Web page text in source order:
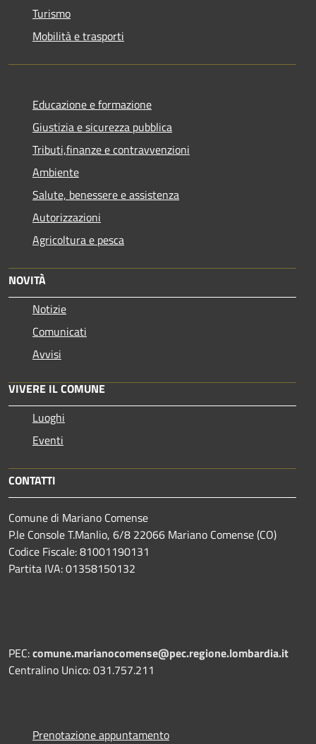
Turismo
Mobilità e trasporti
Educazione e formazione
Giustizia e sicurezza pubblica
Tributi,finanze e contravvenzioni
Ambiente
Salute, benessere e assistenza
Autorizzazioni
Agricoltura e pesca
NOVITÀ
Notizie
Comunicati
Avvisi
VIVERE IL COMUNE
Luoghi
Eventi
CONTATTI
Comune di Mariano Comense
P.le Console T.Manlio, 6/8 22066 Mariano Comense (CO)
Codice Fiscale: 81001190131
Partita IVA: 01358150132
PEC:comune.marianocomense@pec.regione.lombardia.it
Centralino Unico: 031.757.211
Prenotazione appuntamento